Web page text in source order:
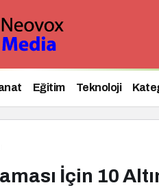
Eğitim Teknoloji
İçin 10